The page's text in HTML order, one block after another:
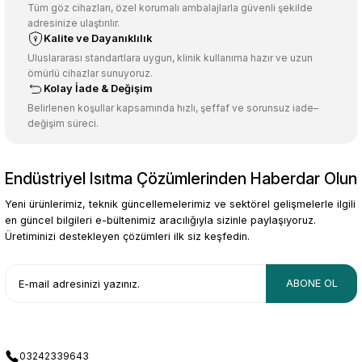
Ürün açıklamasında eksik bilgiler bulunuyor.
Ürün bilgilerinde hatalar bulunuyor.
Ürün fiyatı diğer sitelerden daha pahalı.
Bu ürüne benzer farklı alternatifler olmalı.
Gönder
Tüm göz cihazları, özel korumalı ambalajlarla güvenli şekilde
adresinize ulaştırılır.
Kalite ve Dayanıklılık
Uluslararası standartlara uygun, klinik kullanıma hazır ve uzun
ömürlü cihazlar sunuyoruz.
Kolay İade & Değişim
Belirlenen koşullar kapsamında hızlı, şeffaf ve sorunsuz iade–
değişim süreci.
Endüstriyel Isıtma Çözümlerinden Haberdar Olun
Yeni ürünlerimiz, teknik güncellemelerimiz ve sektörel gelişmelerle ilgili
en güncel bilgileri e-bültenimiz aracılığıyla sizinle paylaşıyoruz.
Üretiminizi destekleyen çözümleri ilk siz keşfedin.
ABONE OL
03242339643